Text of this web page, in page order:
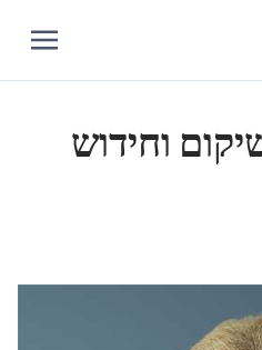
וחידוש